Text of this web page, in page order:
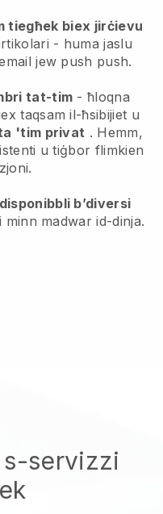
tiegħek biex jirċievu
- huma jaslu
jew push push.
tat-tim - ħloqna
taqsam il-ħsibijiet u
'tim privat . Hemm,
u tiġbor flimkien
b’diversi
madwar id-dinja.
servizzi